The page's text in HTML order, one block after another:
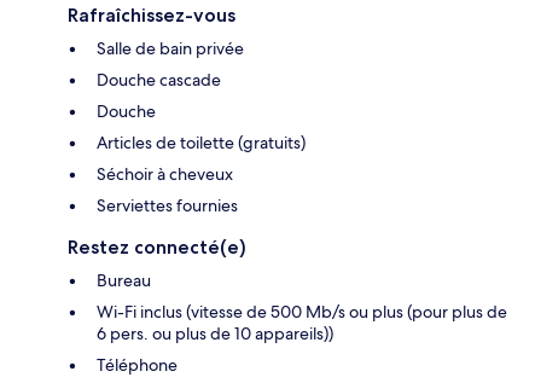
Rafraîchissez-vous
Salle de bain privée
Douche cascade
Douche
Articles de toilette (gratuits)
Séchoir à cheveux
Serviettes fournies
Restez connecté(e)
Bureau
Wi-Fi inclus (vitesse de 500 Mb/s ou plus (pour plus de
6 pers. ou plus de 10 appareils))
Téléphone